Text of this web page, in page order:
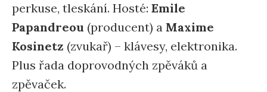
perkuse, tleskání. Hosté: Emile
Papandreou (producent) a Maxime
Kosinetz (zvukař) – klávesy, elektronika.
Plus řada doprovodných zpěváků a
zpěvaček.